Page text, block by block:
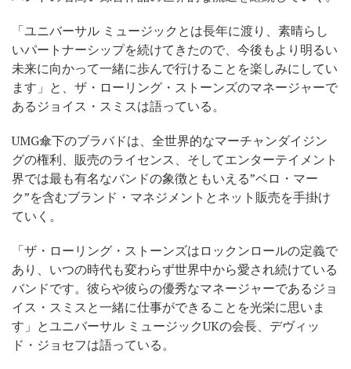
「ユニバーサル ミュージックとは長年に渡り、素晴らし
いパートナーシップを続けてきたので、今後もより明るい
未来に向かって一緒に歩んで行けることを楽しみにしてい
ます」と、ザ・ローリング・ストーンズのマネージャーで
あるジョイス・スミスは語っている。
UMG傘下のブラバドは、全世界的なマーチャンダイジン
グの権利、販売のライセンス、そしてエンターテイメント
界では最も有名なバンドの象徴ともいえる”ベロ・マー
ク”を含むブランド・マネジメントとネット販売を手掛け
ていく。
「ザ・ローリング・ストーンズはロックンロールの定義で
あり、いつの時代も変わらず世界中から愛され続けている
バンドです。彼らや彼らの優秀なマネージャーであるジョ
イス・スミスと一緒に仕事ができることを光栄に思いま
す」とユニバーサル ミュージックUKの会長、デヴィッ
ド・ジョセフは語っている。